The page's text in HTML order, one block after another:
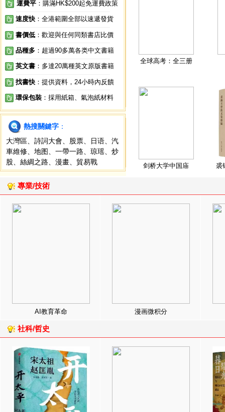
運費平 ：購滿HK$200起免運費政策
速度快 ：全港範圍全部以速遞發貨
書價低 ：歡迎與任何同類書店比價
品種多 ：超過90多萬各类中文書籍
英文書 ：多達20萬種英文原版書籍
找書快 ：提供資料，24小時內反饋
環保包裝 ：採用紙箱、氣泡紙材料
熱搜關鍵字 ：
大灣區
詩詞大會 股票 日语
汽
車維修
地图 一帶一路 琼瑶
炒
股
絲綢之路 漫畫 貿易戰
全球高考：全三册
剑桥大学中国庙 裘
專業/技術
AI教育革命 漫画微积分
社科/哲史